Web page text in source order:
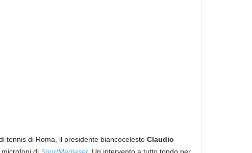
tennis di Roma, il presidente biancoceleste Claudio